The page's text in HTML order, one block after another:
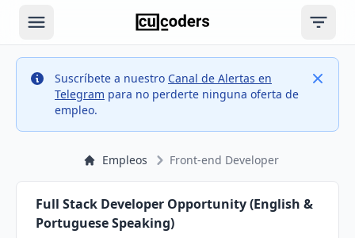
Open main menu Open
Info Suscríbete a nuestro Canal de Alertas en
Telegram para no perderte ninguna oferta de
empleo.
Close
Empleos Front-end Developer
Full Stack Developer Opportunity (English &
Portuguese Speaking)